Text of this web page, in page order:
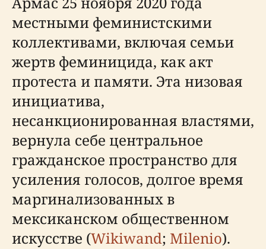
местными феминистскими
коллективами, включая семьи
жертв феминицида, как акт
протеста и памяти. Эта низовая
инициатива,
несанкционированная властями,
вернула себе центральное
гражданское пространство для
усиления голосов, долгое время
маргинализованных в
мексиканском общественном
искусстве (Wikiwand; Milenio).